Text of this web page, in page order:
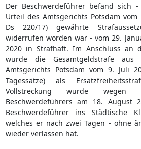
Der Beschwerdeführer befand sich
Urteil des Amtsgerichts Potsdam vom
Ds 220/17) gewährte
widerrufen worden war - vom 29.
2020 in Strafhaft. Im Anschluss an
wurde die Gesamtgeldstrafe aus
Amtsgerichts Potsdam vom 9. Juli
Tagessätze) als
Vollstreckung wurde wegen
Beschwerdeführers am 18. August
Beschwerdeführer ins Städtische
welches er nach zwei Tagen - ohne
wieder verlassen hat.